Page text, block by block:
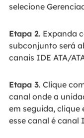
selecione
Etapa 2. Expanda
subconjunto será
canais IDE ATA/
Etapa 3. Clique
canal onde a
em seguida, clique
esse canal é canal